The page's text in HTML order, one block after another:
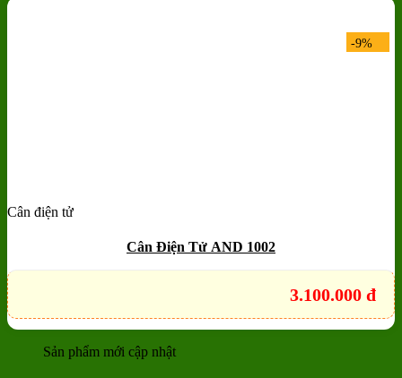
-9%
Add to wishlist
Cân điện tử
Cân Điện Tử AND 1002
3.100.000 đ
Sản phẩm mới cập nhật